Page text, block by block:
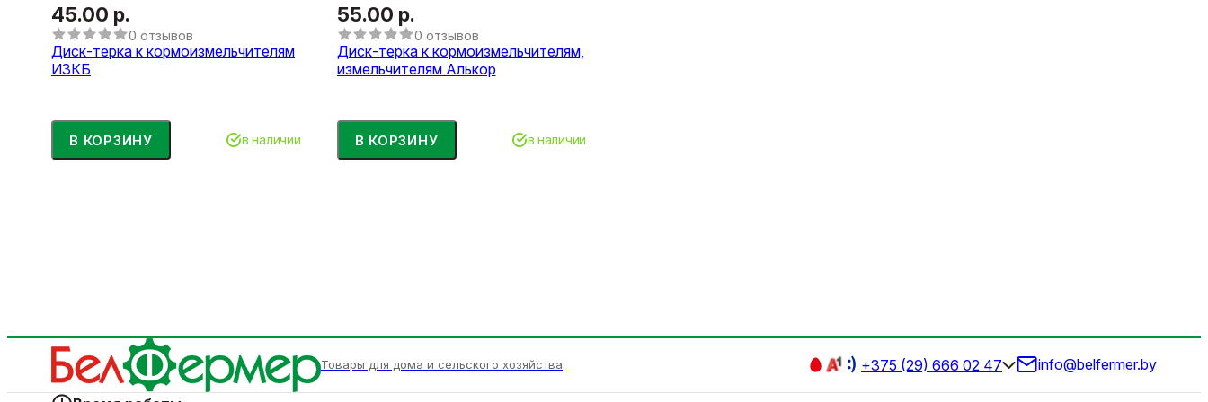
45.00 р.
0 отзывов
Диск-терка к кормоизмельчителям
ИЗКБ
В КОРЗИНУ в наличии
55.00 р.
0 отзывов
Диск-терка к кормоизмельчителям,
измельчителям Алькор
В КОРЗИНУ в наличии
Товары для дома и сельского хозяйства +375 (29) 666 02 47 info@belfermer.by